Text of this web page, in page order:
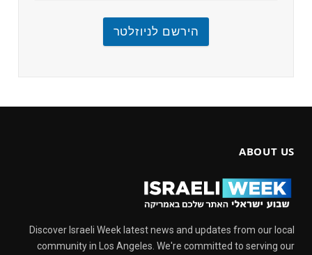
הירשם לניוזלטר
ABOUT US
Discover Israeli Week latest news and updates from our local
community in Los Angeles. We're committed to serving our